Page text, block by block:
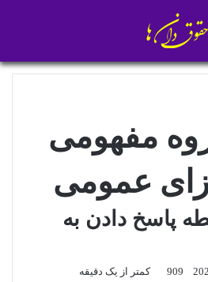
مفهومی
عمومی
پاسخ دادن به
909 کمتر از یک دقیقه